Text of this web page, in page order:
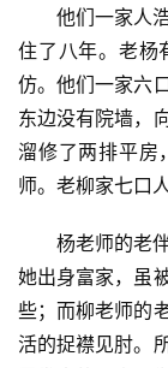
他们一家人
住了八年。老杨
仿。他们一家六
东边没有院墙，
溜修了两排平房
师。老柳家七口
杨老师的老
她出身富家，虽
些；而柳老师的
活的捉襟见肘。